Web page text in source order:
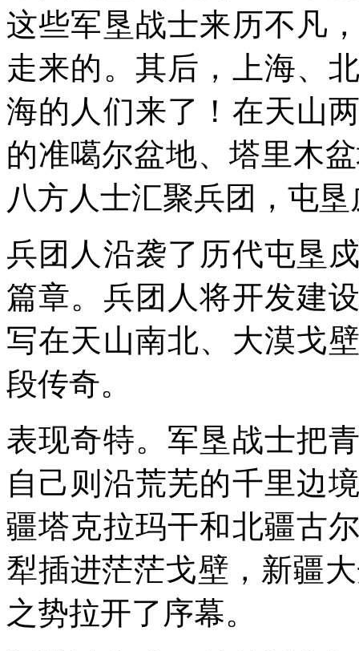
这些军垦战士来历不凡
走来的。其后，上海、
海的人们来了！在天山
的准噶尔盆地、塔里木
八方人士汇聚兵团，屯
兵团人沿袭了历代屯垦
篇章。兵团人将开发建
写在天山南北、大漠戈
段传奇。
表现奇特。军垦战士把
自己则沿荒芜的千里边
疆塔克拉玛干和北疆古
犁插进茫茫戈壁，新疆
之势拉开了序幕。